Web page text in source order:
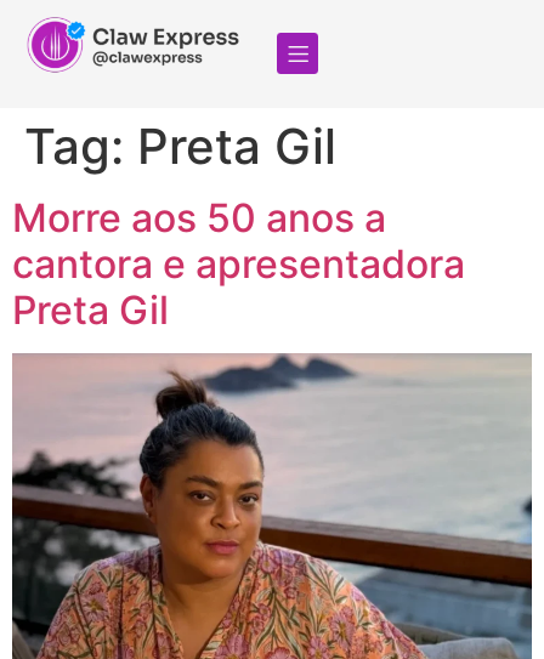
Tag: Preta Gil
Morre aos 50 anos a
cantora e apresentadora
Preta Gil